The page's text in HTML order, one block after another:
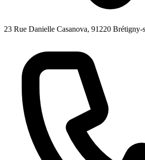
23 Rue Danielle Casanova, 91220 Brétigny-